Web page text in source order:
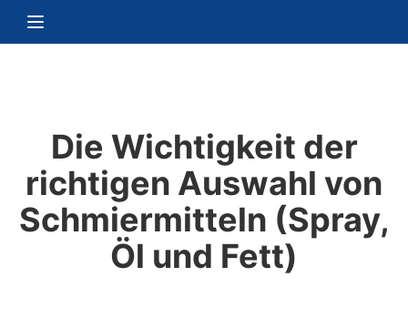
Navigation umschalten
Die Wichtigkeit der
richtigen Auswahl von
Schmiermitteln (Spray,
Öl und Fett)